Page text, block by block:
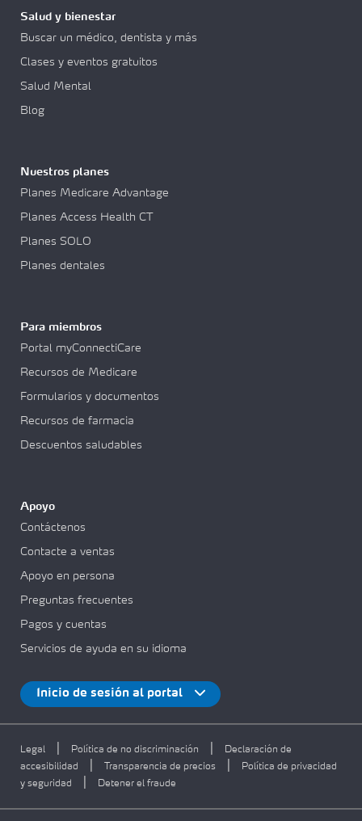
Salud y bienestar
Buscar un médico, dentista y más
Clases y eventos gratuitos
Salud Mental
Blog
Nuestros planes
Planes Medicare Advantage
Planes Access Health CT
Planes SOLO
Planes dentales
Para miembros
Portal myConnectiCare
Recursos de Medicare
Formularios y documentos
Recursos de farmacia
Descuentos saludables
Apoyo
Contáctenos
Contacte a ventas
Apoyo en persona
Preguntas frecuentes
Pagos y cuentas
Servicios de ayuda en su idioma
Inicio de sesión al portal
Legal Política de no discriminación
Declaración de
accesibilidad
Transparencia de precios
Política de privacidad
y seguridad
Detener el fraude